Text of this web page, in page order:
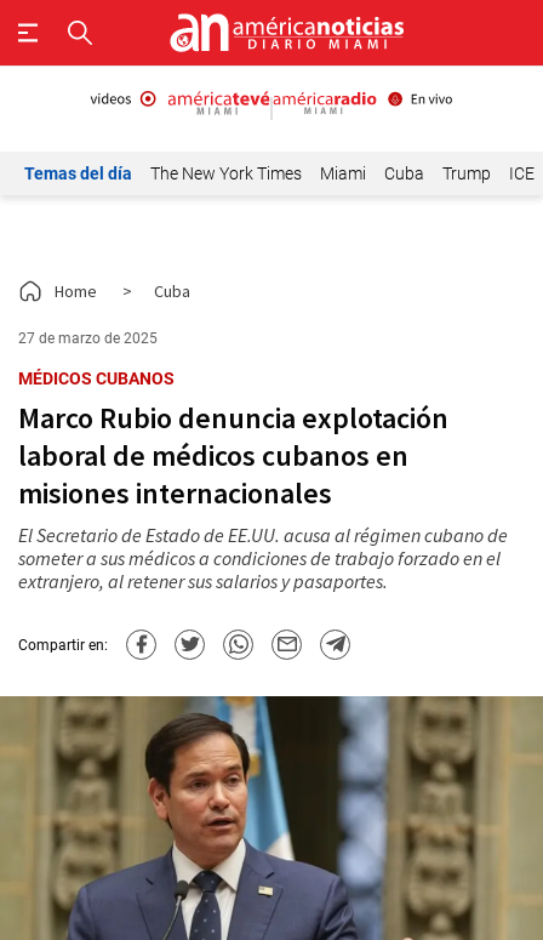
Temas del día The New York Times Miami Cuba Trump ICE
Home > Cuba
27 de marzo de 2025
MÉDICOS CUBANOS
Marco Rubio denuncia explotación
laboral de médicos cubanos en
misiones internacionales
El Secretario de Estado de EE.UU. acusa al régimen cubano de
someter a sus médicos a condiciones de trabajo forzado en el
extranjero, al retener sus salarios y pasaportes.
Compartir en: